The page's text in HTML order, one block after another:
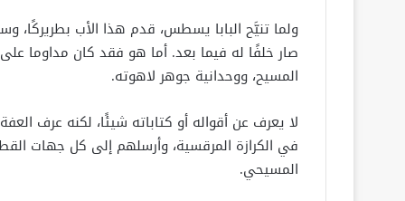
ولما تنيَّح البابا يسطس، قدم هذا الأب بطريركًا،
صار خلفًا له فيما بعد. أما هو فقد كان مداوما على
المسيح، ووحدانية جوهر لاهوته.
لا يعرف عن أقواله أو كتاباته شيئًا، لكنه عرف
في الكرازة المرقسية، وأرسلهم إلى كل جهات
المسيحي.